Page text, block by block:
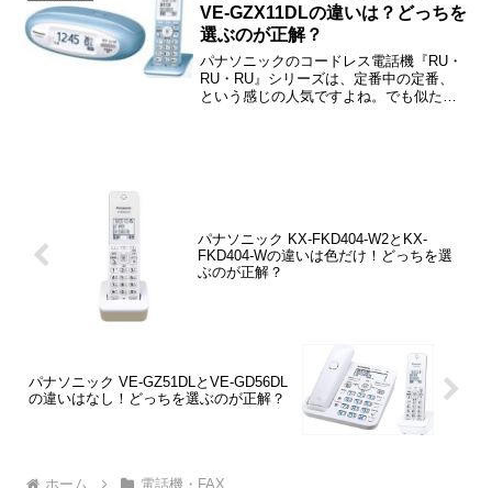
VE-GZX11DLの違いは？どっちを
選ぶのが正解？
パナソニックのコードレス電話機『RU・
RU・RU』シリーズは、定番中の定番、
という感じの人気ですよね。でも似た型
パナソニック KX-FKD404-W2とKX-
FKD404-Wの違いは色だけ！どっちを選
ぶのが正解？
パナソニック VE-GZ51DLとVE-GD56DL
の違いはなし！どっちを選ぶのが正解？
ホーム 電話機・FAX